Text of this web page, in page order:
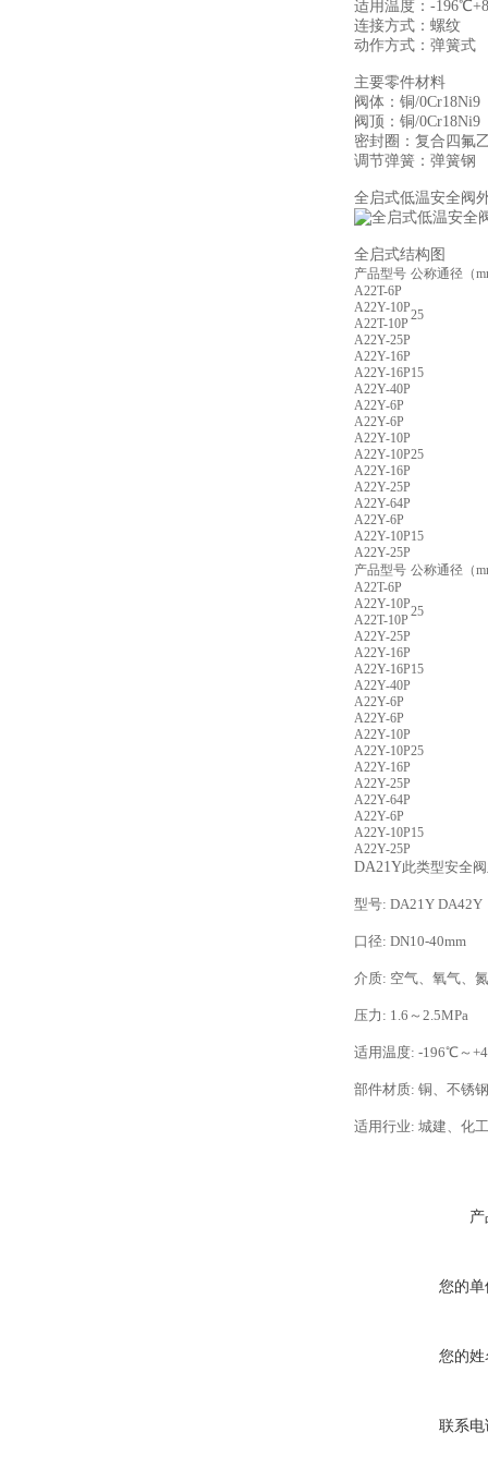
适用温度：-
连接方式：螺纹
动作方式：弹簧式
主要零件材料
阀体：铜/0Cr18Ni9
阀顶：铜/0Cr18Ni9
密封圈：复合四氟
调节弹簧：弹簧钢
全启式低温安全阀
全启式结构图
产品型号 公称通径（
A22T-6P
25
A22Y-10P
A22T-10P
A22Y-25P
A22Y-16P
15
A22Y-16P
A22Y-40P
A22Y-6P
25
A22Y-6P
A22Y-10P
A22Y-10P
A22Y-16P
A22Y-25P
A22Y-64P
A22Y-6P
15
A22Y-10P
A22Y-25P
产品型号 公称通径（
A22T-6P
25
A22Y-10P
A22T-10P
A22Y-25P
A22Y-16P
15
A22Y-16P
A22Y-40P
A22Y-6P
25
A22Y-6P
A22Y-10P
A22Y-10P
A22Y-16P
A22Y-25P
A22Y-64P
A22Y-6P
15
A22Y-10P
A22Y-25P
DA21Y此类型安全
型号: DA21Y DA42Y
口径: DN10-40mm
介质: 空气、氧气、
压力: 1.6～2.5MPa
适用温度: -196℃～
部件材质: 铜、不锈钢
适用行业: 城建、化
您的单
您的姓
联系电